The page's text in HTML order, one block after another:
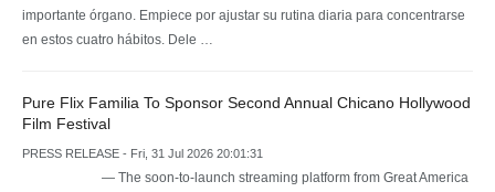
importante órgano. Empiece por ajustar su rutina diaria para concentrarse
en estos cuatro hábitos. Dele …
Pure Flix Familia To Sponsor Second Annual Chicano Hollywood
Film Festival
PRESS RELEASE - Fri, 31 Jul 2026 20:01:31
— The soon-to-launch streaming platform from Great America